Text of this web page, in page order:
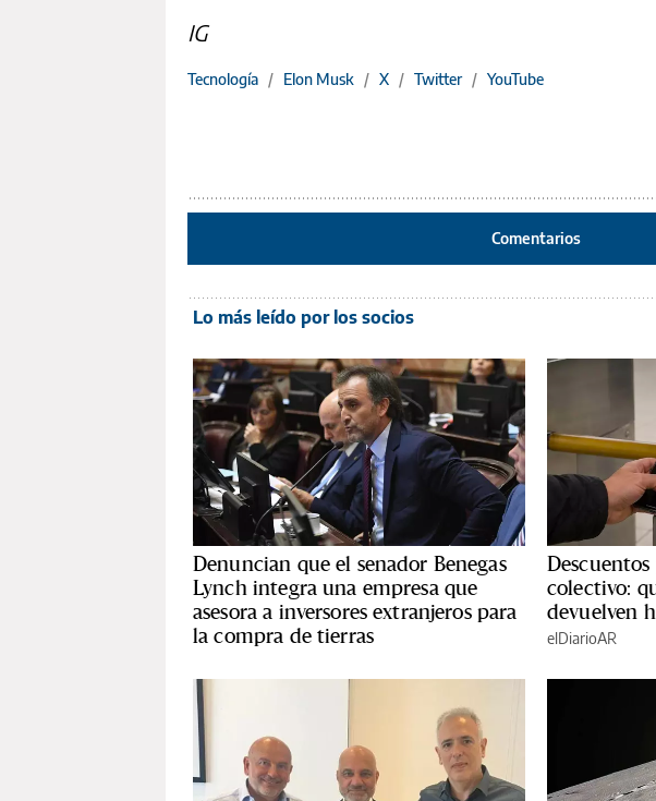
IG
Tecnología / Elon Musk / X / Twitter / YouTube
Comentarios
Lo más leído por los socios
Denuncian que el senador Benegas
Lynch integra una empresa que
asesora a inversores extranjeros para
la compra de tierras
colectivo:
devuelven
elDiarioAR